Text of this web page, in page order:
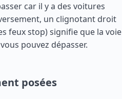
car il y a des voitures
un clignotant droit
feux stop) signifie que la voie
pouvez dépasser.
posées